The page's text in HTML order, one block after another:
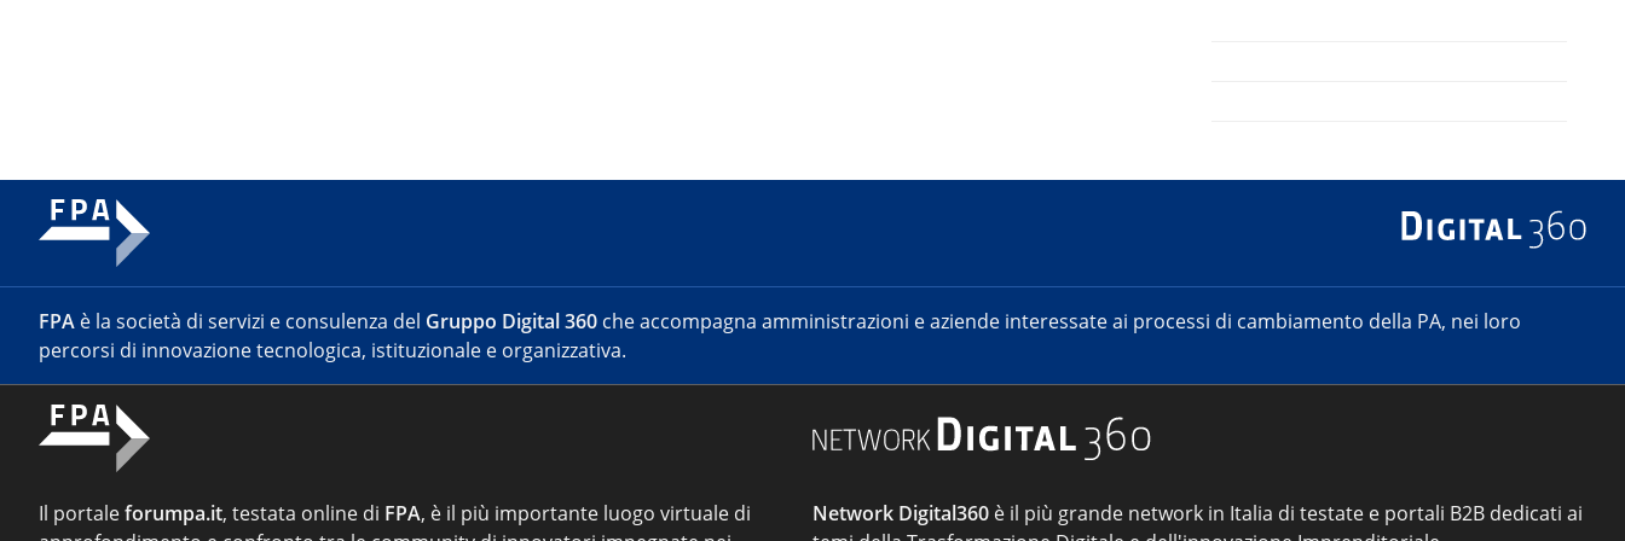
FPA è la società di servizi e consulenza del Gruppo Digital 360 che accompagna amministrazioni e aziende interessate ai processi di cambiamento della PA, nei loro
percorsi di innovazione tecnologica, istituzionale e organizzativa.
Il portaleforumpa.it, testata online di FPA, è il più importante luogo virtuale di
Network Digital360 è il più grande network in Italia di testate e portali B2B dedicati ai